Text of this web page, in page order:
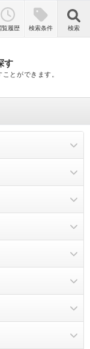
検索
覧履歴 検索条件 検索
す
とができます。